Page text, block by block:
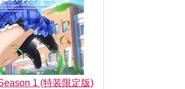
1 (特装限定版)